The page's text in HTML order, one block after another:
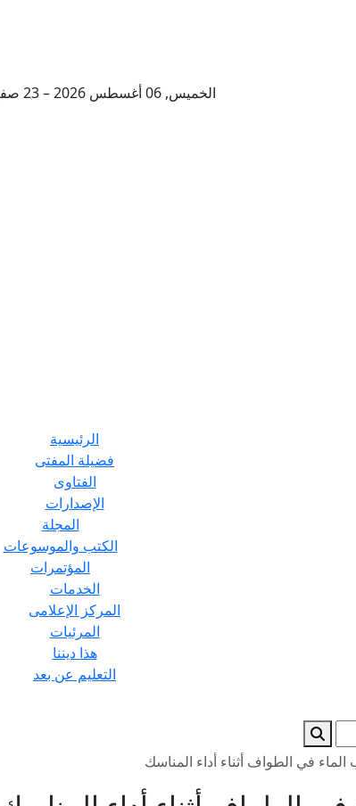
الخميس, 06 أغسطس 2026 – 23 صفر 1448 هـ
الرئيسية
فضيلة المفتى
الفتاوى
الإصدارات
المجلة
الكتب والموسوعات
المؤتمرات
الخدمات
المركز الإعلامى
المرئيات
هذا ديننا
التعليم عن بعد
في الطواف أثناء أداء المناسك